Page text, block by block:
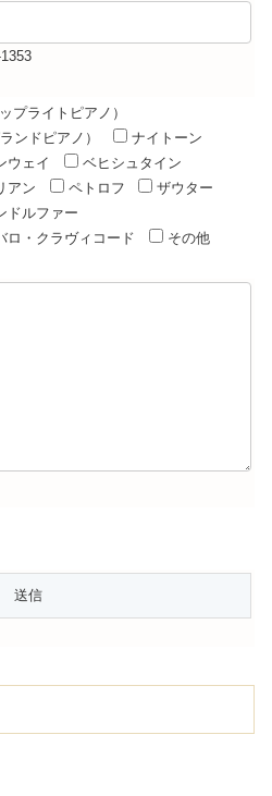
プライトピアノ）
ンドピアノ）
ナイトーン
ウェイ
ベヒシュタイン
アン
ペトロフ
ザウター
ドルファー
ロ・クラヴィコード
その他